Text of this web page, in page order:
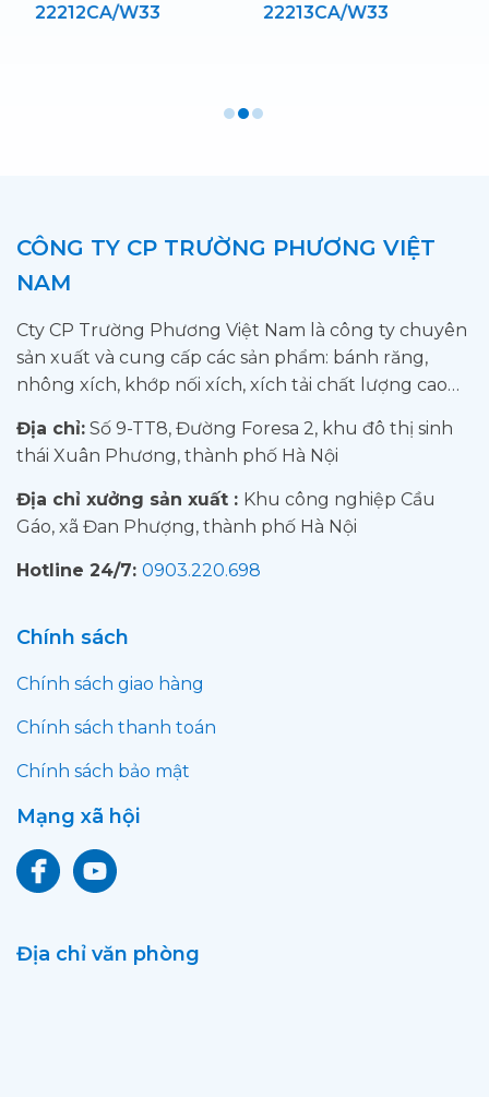
22212CA/W33
22213CA/W33
CÔNG TY CP TRƯỜNG PHƯƠNG VIỆT
NAM
Cty CP Trường Phương Việt Nam là công ty chuyên
sản xuất và cung cấp các sản phẩm: bánh răng,
nhông xích, khớp nối xích, xích tải chất lượng cao…
Địa chỉ: Số 9-TT8, Đường Foresa 2, khu đô thị sinh
thái Xuân Phương, thành phố Hà Nội
Địa chỉ xưởng sản xuất : Khu công nghiệp Cầu
Gáo, xã Đan Phượng, thành phố Hà Nội
Hotline 24/7: 0903.220.698
Chính sách
Chính sách giao hàng
Chính sách thanh toán
Chính sách bảo mật
Mạng xã hội
Địa chỉ văn phòng